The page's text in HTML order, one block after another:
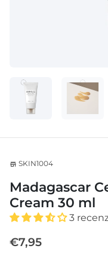
store SKIN1004
Madagascar
Cream 30 ml
3
€7,95